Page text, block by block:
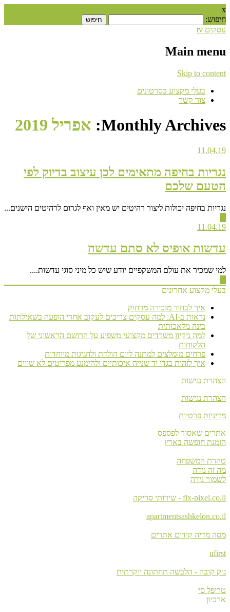
x
חיפוש:
עסקים tv
Main menu
Skip to content
בעלי מקצוע בסרטונים
צור קשר
Monthly Archives: אפריל 2019
11.04.19
נגריות בחיפה מתאימים לכן עיצוב בדיוק לפי
הטעם שלכם
נגריות בחיפה יכולות ליצור רהיטים יש מאין ואף לגרום לרהיטים הישנים...
11.04.19
עדשות אופיס לא סתם עדשה
למי שמכיר את עולם המשקפיים יודע שיש כל מיני סוגי עדשות....
בעלי מקצוע אחרונים
איך לבחור מזכירה מרחוק
נראות ב-AI: למה עסקים צריכים לעקוב אחרי הופעה בשאילתות
בינה מלאכותית
למה ניקיון משרדים מקצועי משפיע על הרושם הראשוני של
הלקוחות
פרחים מומלצים למתנה ליום הולדת ולחגיגות מיוחדות
איך לזהות בגדי יד שנייה איכותיים ולהימנע מפריטים לא שווים
הצהרת נגישות
הצהרת נגישות
מדיניות פרטיות
אתרים שאסור לפספס
הזמנת חופשה בארץ
טהרת המשפחה
מה זה נידה
לשמור נידה
fix-pixel.co.il - שירותי סריקה
apartmentsashkelon.co.il
מסה מדיה קידום אתרים
ufirst
ג׳ק קובה - הלבשה תחתונה יוקרתית
טריפל סי
ארכיון